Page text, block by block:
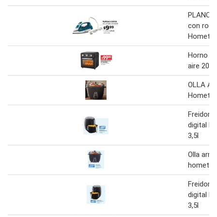
con
Horno
aire 20
OLLA
Freidora
digital
3,5l
Olla
Freidora
digital
3,5l